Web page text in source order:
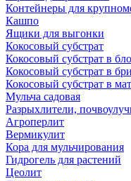
Контейнеры для
Кашпо
Ящики для выгонки
Кокосовый субстрат
Кокосовый субстрат в
Кокосовый субстрат в
Кокосовый субстрат в
Мульча садовая
Разрыхлители,
Агроперлит
Вермикулит
Кора для мульчирования
Гидрогель для растений
Цеолит